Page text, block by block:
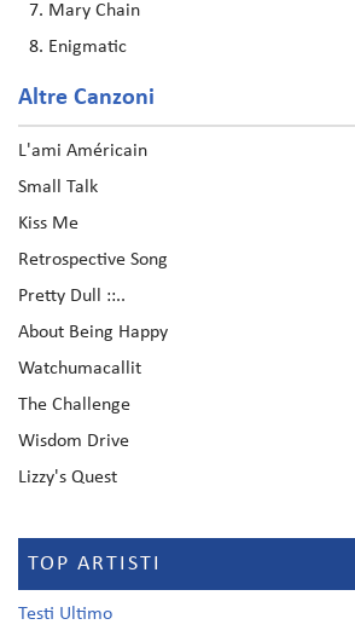
Mary Chain
Enigmatic
Altre Canzoni
L'ami Américain
Small Talk
Kiss Me
Retrospective Song
Pretty Dull ::..
About Being Happy
Watchumacallit
The Challenge
Wisdom Drive
Lizzy's Quest
TOP ARTISTI
Testi Ultimo